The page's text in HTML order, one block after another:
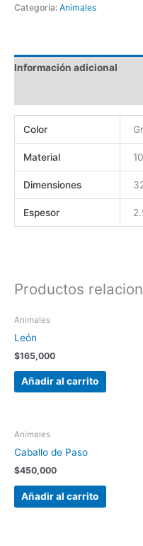
Categoría: Animales
Información adicional
Color
Material
Dimensiones
Espesor
Productos
Animales
León
$165,000
Añadir al carrito
Animales
Caballo de Paso
$450,000
Añadir al carrito